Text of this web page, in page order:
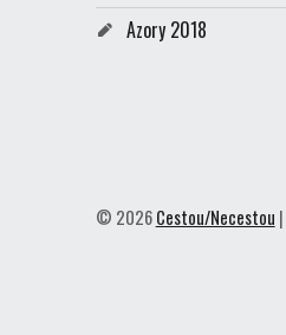
Azory 2018
© 2026Cestou/Necestou |